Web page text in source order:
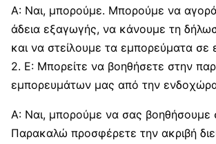
Α: Ναι, μπορούμε. Μπορούμε να
άδεια εξαγωγής, να κάνουμε τη
και να στείλουμε τα εμπορεύματα σε
2. Ε: Μπορείτε να βοηθήσετε στην
εμπορευμάτων μας από την
Α: Ναι, μπορούμε να σας βοηθήσουμε
Παρακαλώ προσφέρετε την ακριβή